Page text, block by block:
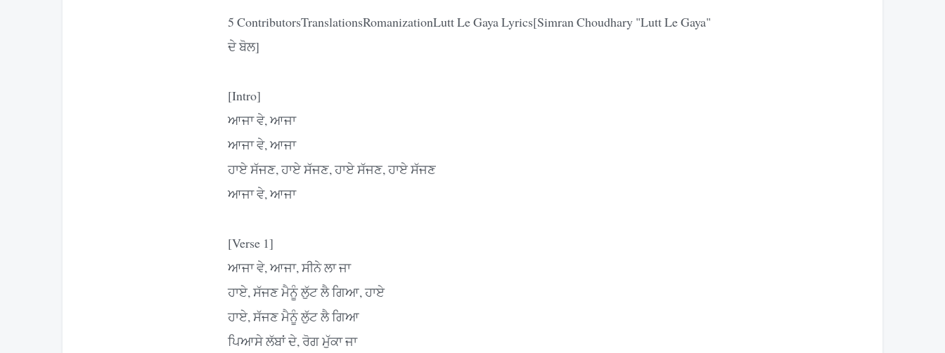
5 ContributorsTranslationsRomanizationLutt Le Gaya Lyrics[Simran Choudhary "Lutt Le Gaya"
ਦੇ ਬੋਲ]
[Intro]
ਆਜਾ ਵੇ, ਆਜਾ
ਆਜਾ ਵੇ, ਆਜਾ
ਹਾਏ ਸੱਜਣ, ਹਾਏ ਸੱਜਣ, ਹਾਏ ਸੱਜਣ, ਹਾਏ ਸੱਜਣ
ਆਜਾ ਵੇ, ਆਜਾ
[Verse 1]
ਆਜਾ ਵੇ, ਆਜਾ, ਸੀਨੇ ਲਾ ਜਾ
ਹਾਏ, ਸੱਜਣ ਮੈਨੂੰ ਲੁੱਟ ਲੈ ਗਿਆ, ਹਾਏ
ਹਾਏ, ਸੱਜਣ ਮੈਨੂੰ ਲੁੱਟ ਲੈ ਗਿਆ
ਪਿਆਸੇ ਲੱਬਾਂ ਦੇ, ਰੋਗ ਮੁੱਕਾ ਜਾ